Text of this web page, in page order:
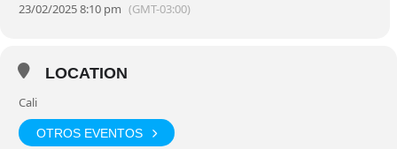
23/02/2025 8:10 pm (GMT-03:00)
LOCATION
Cali
OTROS EVENTOS